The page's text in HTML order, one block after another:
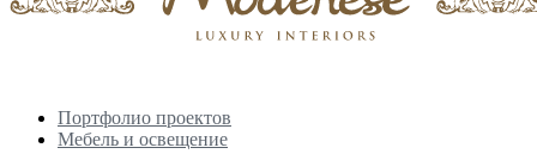
Портфолио проектов
Мебель и освещение